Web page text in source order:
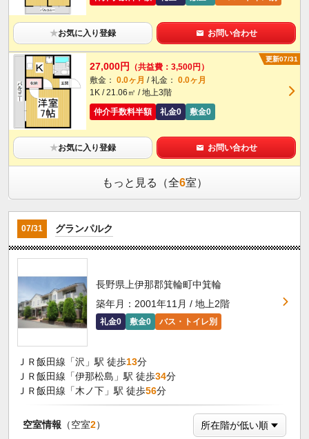
★お気に入り登録 お問い合わせ
更新07/31
27,000円
（共益費：3,500円）
敷金： 0.0ヶ月 / 礼金： 0.0ヶ月
1K / 21.06㎡ / 地上3階
仲介手数料半額
礼金0 敷金0
★お気に入り登録 お問い合わせ
もっと見る（全6室）
07/31 グランパルク
長野県上伊那郡箕輪町中箕輪
築年月：2001年11月 / 地上2階
礼金0 敷金0 バス・トイレ別
ＪＲ飯田線「沢」駅 徒歩13分
ＪＲ飯田線「伊那松島」駅 徒歩34分
ＪＲ飯田線「木ノ下」駅 徒歩56分
空室情報 （空室2）